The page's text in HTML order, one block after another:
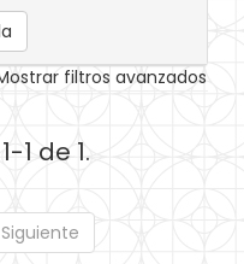
filtros avanzados
1 de 1.
Siguiente